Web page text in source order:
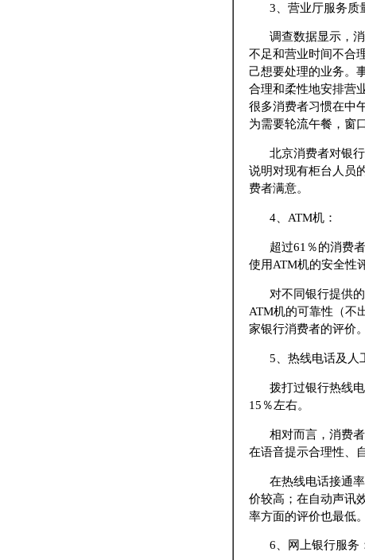
3、营业厅服务质
调查数据显示，
不足和营业时间不合
己想要处理的业务。
合理和柔性地安排营
很多消费者习惯在中
为需要轮流午餐，窗
北京消费者对银
说明对现有柜台人员
费者满意。
4、ATM机：
超过61％的消费
使用ATM机的安全性
对不同银行提供
ATM机的可靠性（不
家银行消费者的评价。
5、热线电话及人
拨打过银行热线
15％左右。
相对而言，消费
在语音提示合理性、
在热线电话接通
价较高；在自动声讯
率方面的评价也最低。
6、网上银行服务